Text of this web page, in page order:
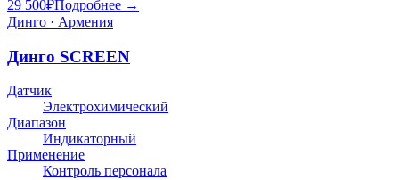
29 500₽Подробнее →
Динго · Армения
Динго SCREEN
Датчик
Электрохимический
Диапазон
Индикаторный
Применение
Контроль персонала